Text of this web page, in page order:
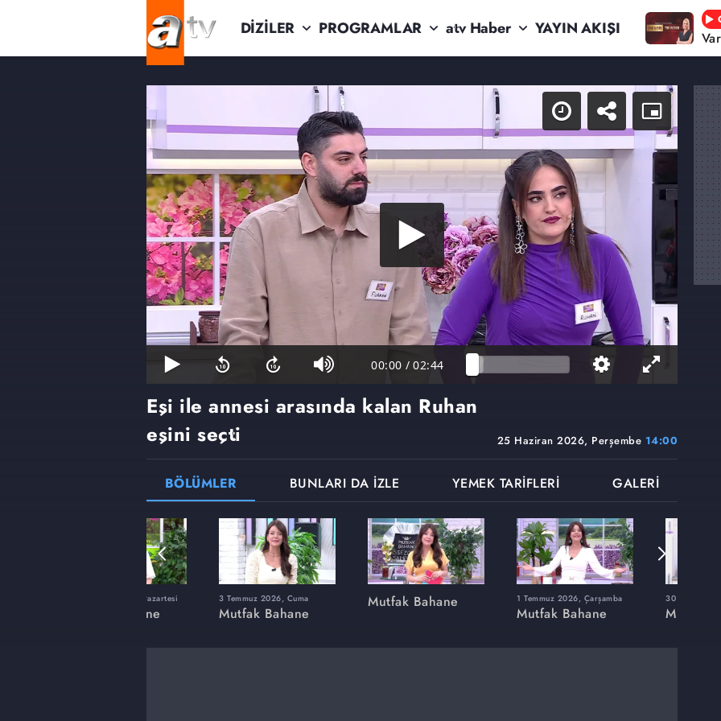
DİZİLER PROGRAMLAR atv Haber YAYIN AKIŞI
00:00 / 02:44
25 Haziran 2026, Perşembe 14:00
Eşi ile annesi arasında kalan Ruhan
eşini seçti
BÖLÜMLER BUNLARI DA İZLE YEMEK TARİFLERİ GALERİ
15 Haziran 2026, Pazartesi
Mutfak Bahane
3 Temmuz 2026, Cuma
Mutfak Bahane
Mutfak Bahane 1 Temmuz 2026, Çarşamba
Mutfak Bahane
30 Haziran
Mutfak